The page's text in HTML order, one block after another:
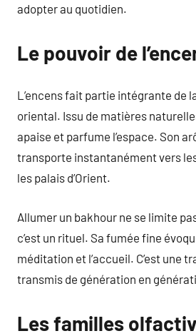
adopter au quotidien.
Le pouvoir de
L’encens fait partie intégrante de
oriental. Issu de matières
apaise et parfume l’espace. Son
transporte instantanément vers
les palais d’Orient.
Allumer un bakhour ne se limite
c’est un rituel. Sa fumée fine
méditation et l’accueil. C’est une
transmis de génération en
Les familles